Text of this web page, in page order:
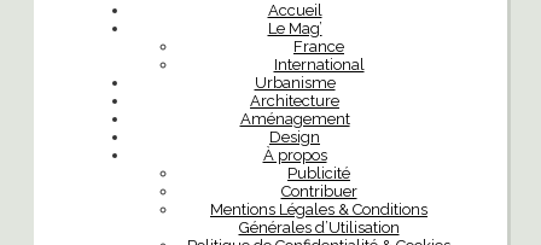
Accueil
Le Mag’
France
International
Urbanisme
Architecture
Aménagement
Design
À propos
Publicité
Contribuer
Mentions Légales & Conditions
Générales d’Utilisation